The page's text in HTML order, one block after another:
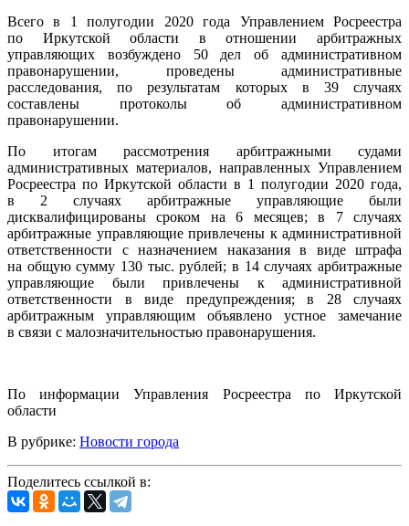
Всего в 1 полугодии 2020 года Управлением Росреестра
по Иркутской области в отношении арбитражных
управляющих возбуждено 50 дел об административном
правонарушении, проведены административные
расследования, по результатам которых в 39 случаях
составлены протоколы об административном
правонарушении.
По итогам рассмотрения арбитражными судами
административных материалов, направленных Управлением
Росреестра по Иркутской области в 1 полугодии 2020 года,
в 2 случаях арбитражные управляющие были
дисквалифицированы сроком на 6 месяцев; в 7 случаях
арбитражные управляющие привлечены к административной
ответственности с назначением наказания в виде штрафа
на общую сумму 130 тыс. рублей; в 14 случаях арбитражные
управляющие были привлечены к административной
ответственности в виде предупреждения; в 28 случаях
арбитражным управляющим объявлено устное замечание
в связи с малозначительностью правонарушения.
По информации Управления Росреестра по Иркутской
области
В рубрике: Новости города
Поделитесь ссылкой в: